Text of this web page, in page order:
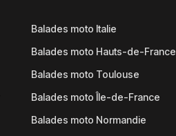
Balades moto Italie
Balades moto Hauts-de-France
Balades moto Toulouse
Balades moto Île-de-France
Balades moto Normandie